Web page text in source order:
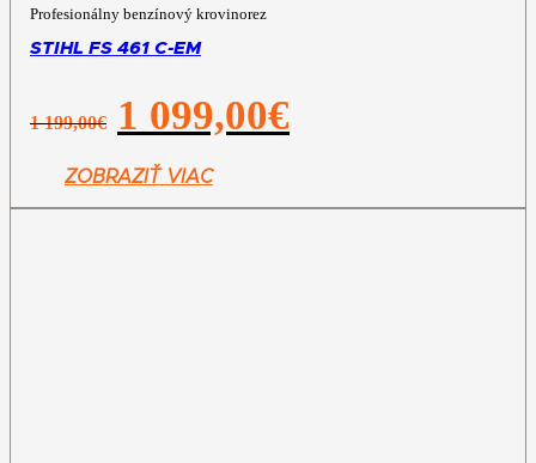
Profesionálny benzínový krovinorez
STIHL FS 461 C-EM
1 199,00€
Pôvodná
cena
1
199,00€.
1 099,00€
ZOBRAZIŤ VIAC